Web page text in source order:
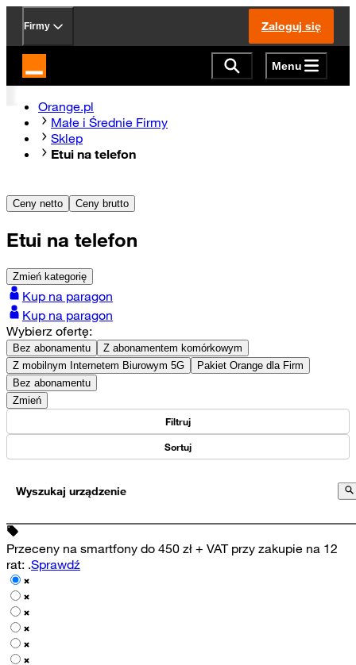
Firmy Zaloguj się
Strona główna Orange.pl Menu
Orange.pl
Małe i Średnie Firmy
Sklep
Etui na telefon
Ceny netto Ceny brutto
Etui na telefon
Zmień kategorię
Kup na paragon
Kup na paragon
Wybierz ofertę:
Bez abonamentu
Z abonamentem komórkowym
Z mobilnym Internetem Biurowym 5G
Pakiet Orange dla Firm
Bez abonamentu
Zmień
Filtruj
Sortuj
Wyszukaj urządzenie
Przeceny na smartfony do 450 zł + VAT przy zakupie na 12
rat: .Sprawdź